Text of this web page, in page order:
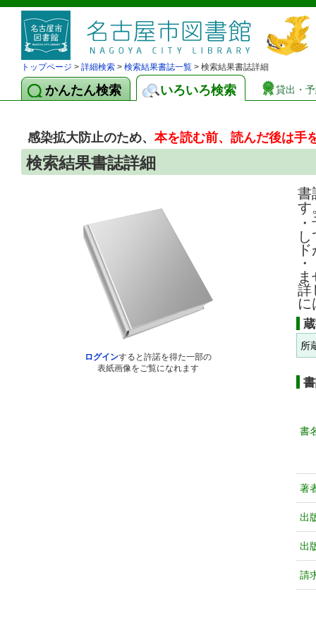
トップページ > 詳細検索 > 検索結果書誌一覧 > 検索結果書誌詳細
かんたん検索 いろいろ検索 貸出・
感染拡大防止のため、本を読む前、読んだ後は手
検索結果書誌詳細
ログインすると許諾を得た一部の
表紙画像をご覧になれます
書
す
詳
に
所
書
著
出
出
請